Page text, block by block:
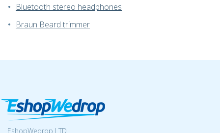
Bluetooth stereo headphones
Braun Beard trimmer
EshopWedrop LTD